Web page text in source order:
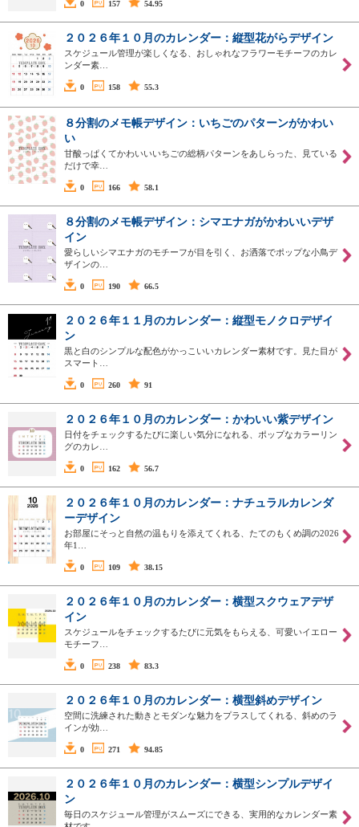
0 157 54.95
２０２６年１０月のカレンダー：縦型花がらデザイン
スケジュール管理が楽しくなる、おしゃれなフラワーモチーフのカレ
ンダー素…
0 158 55.3
８分割のメモ帳デザイン：いちごのパターンがかわい
い
甘酸っぱくてかわいいいちごの総柄パターンをあしらった、見ている
だけで幸…
0 166 58.1
８分割のメモ帳デザイン：シマエナガがかわいいデザ
イン
愛らしいシマエナガのモチーフが目を引く、お洒落でポップな小鳥デ
ザインの…
0 190 66.5
２０２６年１１月のカレンダー：縦型モノクロデザイ
ン
黒と白のシンプルな配色がかっこいいカレンダー素材です。見た目が
スマート…
0 260 91
２０２６年１０月のカレンダー：かわいい紫デザイン
日付をチェックするたびに楽しい気分になれる、ポップなカラーリン
グのカレ…
0 162 56.7
２０２６年１０月のカレンダー：ナチュラルカレンダ
ーデザイン
お部屋にそっと自然の温もりを添えてくれる、たてのもくめ調の2026
年1…
0 109 38.15
２０２６年１０月のカレンダー：横型スクウェアデザ
イン
スケジュールをチェックするたびに元気をもらえる、可愛いイエロー
モチーフ…
0 238 83.3
２０２６年１０月のカレンダー：横型斜めデザイン
空間に洗練された動きとモダンな魅力をプラスしてくれる、斜めのラ
インが効…
0 271 94.85
２０２６年１０月のカレンダー：横型シンプルデザイ
ン
毎日のスケジュール管理がスムーズにできる、実用的なカレンダー素